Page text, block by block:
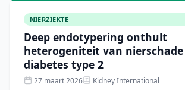
NIERZIEKTE
Deep endotypering onthult
heterogeniteit van
diabetes type 2
27 maart 2026 Kidney International